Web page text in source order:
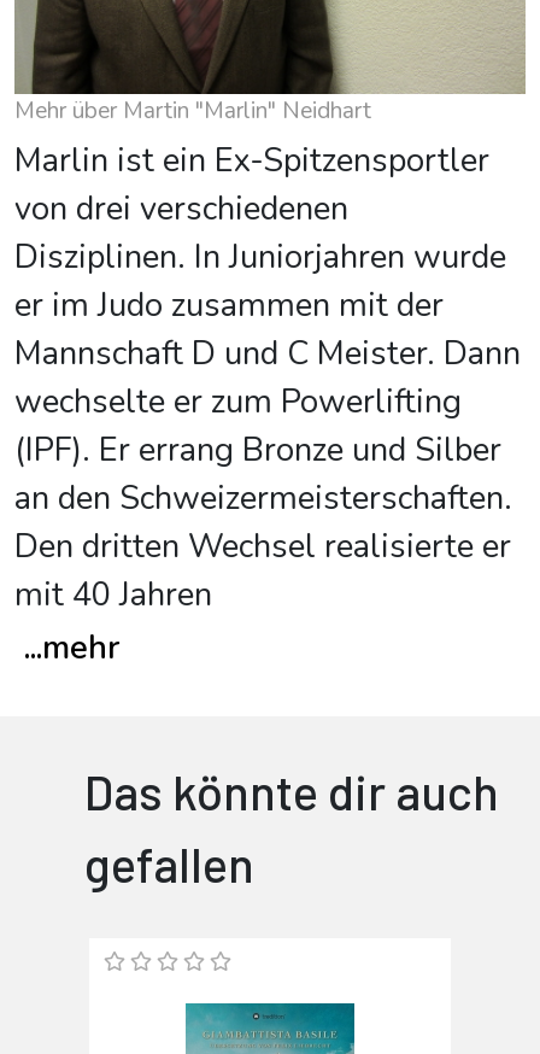
Mehr über Martin "Marlin" Neidhart
Marlin ist ein Ex-Spitzensportler
von drei verschiedenen
Disziplinen. In Juniorjahren wurde
er im Judo zusammen mit der
Mannschaft D und C Meister. Dann
wechselte er zum Powerlifting
(IPF). Er errang Bronze und Silber
an den Schweizermeisterschaften.
Den dritten Wechsel realisierte er
mit 40 Jahren
...mehr
Das könnte dir auch
gefallen